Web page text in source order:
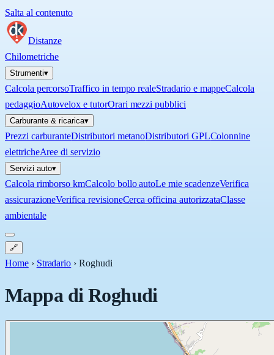
Salta al contenuto
Distanze
Chilometriche
Strumenti▾
Calcola percorsoTraffico in tempo realeStradario e mappeCalcola
pedaggioAutovelox e tutorOrari mezzi pubblici
Carburante & ricarica▾
Prezzi carburanteDistributori metanoDistributori GPLColonnine
elettricheAree di servizio
Servizi auto▾
Calcola rimborso kmCalcolo bollo autoLe mie scadenzeVerifica
assicurazioneVerifica revisioneCerca officina autorizzataClasse
ambientale
🔗
Home › Stradario ›Roghudi
Mappa diRoghudi